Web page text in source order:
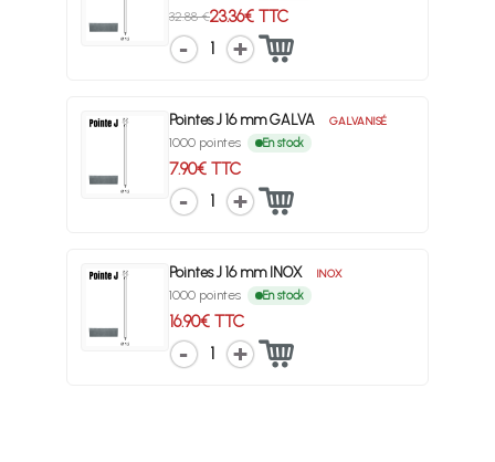
32.88 €23.36€ TTC
1
Pointes J 16 mm GALVA GALVANISÉ
1000 pointes En stock
7.90€ TTC
1
Pointes J 16 mm INOX INOX
1000 pointes En stock
16.90€ TTC
1